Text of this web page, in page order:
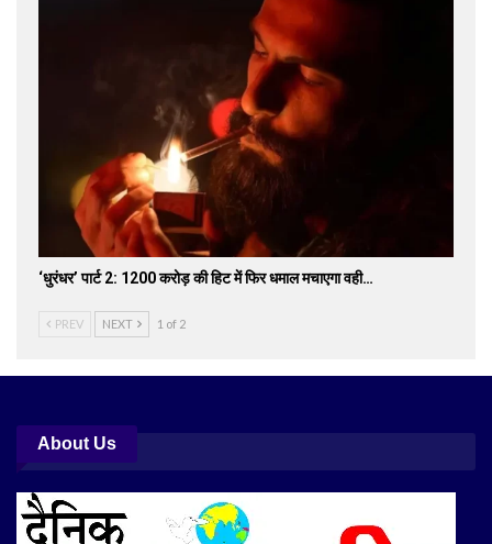
‘धुरंधर’ पार्ट 2: 1200 करोड़ की हिट में फिर धमाल मचाएगा वही…
PREV NEXT 1 of 2
About Us